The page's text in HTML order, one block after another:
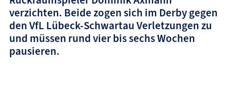
verzichten. Beide zogen sich im Derby gegen
den VfL Lübeck-Schwartau Verletzungen zu
und müssen rund vier bis sechs Wochen
pausieren.